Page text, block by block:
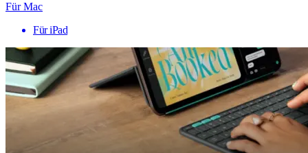
Für Mac
Für iPad